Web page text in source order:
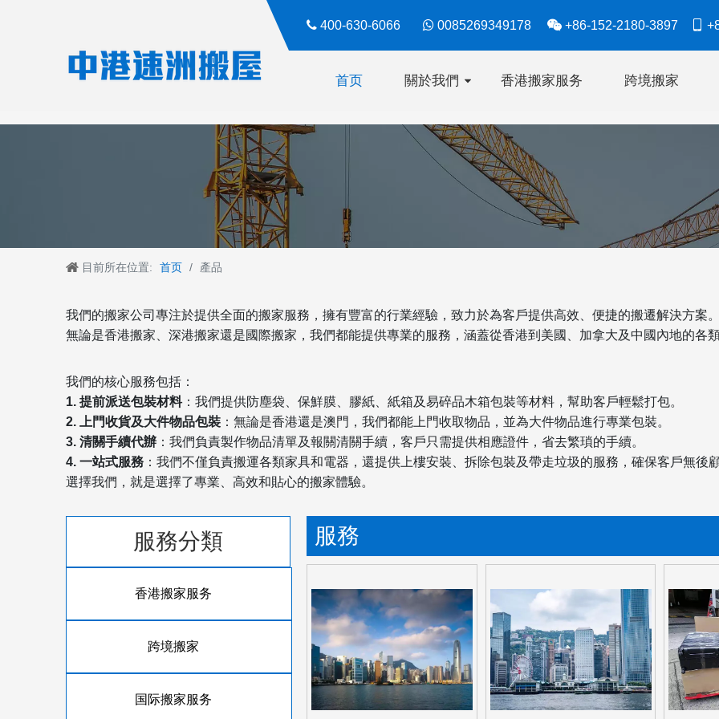
 400-630-6066  0085269349178  +86-152-2180-3897 
首页 關於我們 香港搬家服务 跨境搬家
目前所在位置: 首页 / 產品
我們的搬家公司專注於提供全面的搬家服務，擁有豐富的行業經驗，致力於為客戶提供高效、便捷的搬遷解決方案
無論是香港搬家、深港搬家還是國際搬家，我們都能提供專業的服務，涵蓋從香港到美國、加拿大及中國內地的各
我們的核心服務包括：
1. 提前派送包裝材料：我們提供防塵袋、保鮮膜、膠紙、紙箱及易碎品木箱包裝等材料，幫助客戶輕鬆打包。
2. 上門收貨及大件物品包裝 ：無論是香港還是澳門，我們都能上門收取物品，並為大件物品進行專業包裝。
3. 清關手續代辦 ：我們負責製作物品清單及報關清關手續，客戶只需提供相應證件，省去繁瑣的手續。
4. 一站式服務 ：我們不僅負責搬運各類家具和電器，還提供上樓安裝、拆除包裝及帶走垃圾的服務，確保客戶無後
選擇我們，就是選擇了專業、高效和貼心的搬家體驗。
服務分類
香港搬家服务
跨境搬家
国际搬家服务
服務